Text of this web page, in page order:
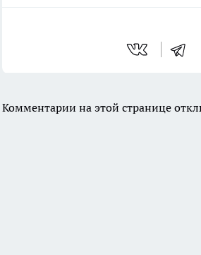
Комментарии на этой странице